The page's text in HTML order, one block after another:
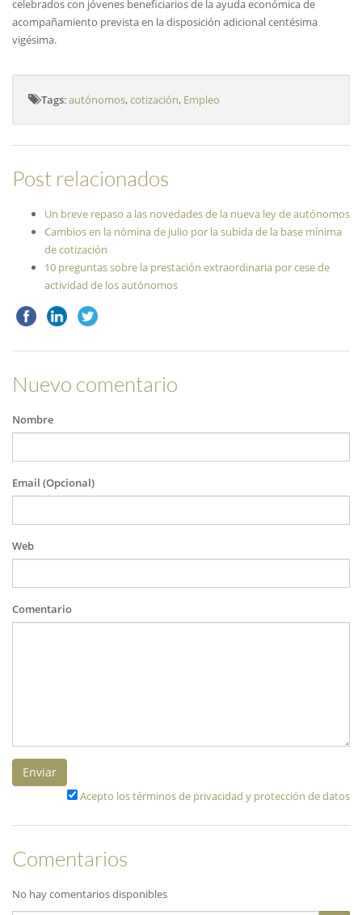
celebrados con jóvenes beneficiarios de la ayuda económica de
acompañamiento prevista en la disposición adicional centésima
vigésima.
Tags:autónomos,cotización, Empleo
Post relacionados
Un breve repaso a las novedades de la nueva ley de autónomos
Cambios en la nómina de julio por la subida de la base mínima
de cotización
10 preguntas sobre la prestación extraordinaria por cese de
actividad de los autónomos
Nuevo comentario
Nombre
Email (Opcional)
Web
Comentario
Enviar
Acepto los términos de privacidad y protección de datos
Comentarios
No hay comentarios disponibles